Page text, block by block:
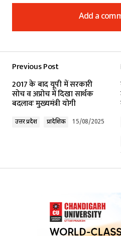
Add a
Add a
Required fields are
Your E-mail*
Previous Post
2017 के बाद यूपी में सरकारी
सोच व अप्रोच में दिखा सार्थक
बदलावः मुख्यमंत्री योगी
उत्तर प्रदेश प्रादेशिक 15/08/2025